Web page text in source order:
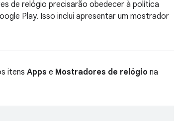
de relógio precisarão obedecer à política
Play. Isso inclui apresentar um mostrador
itens Apps e Mostradores de relógio na